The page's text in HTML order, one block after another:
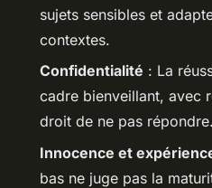
sujets sensibles et
contextes.
Confidentialité : La
cadre bienveillant, avec
droit de ne pas répondre.
Innocence et
bas ne juge pas la